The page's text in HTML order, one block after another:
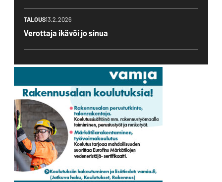
TALOUS13.2.2026
Verottaja ikävöi jo sinua